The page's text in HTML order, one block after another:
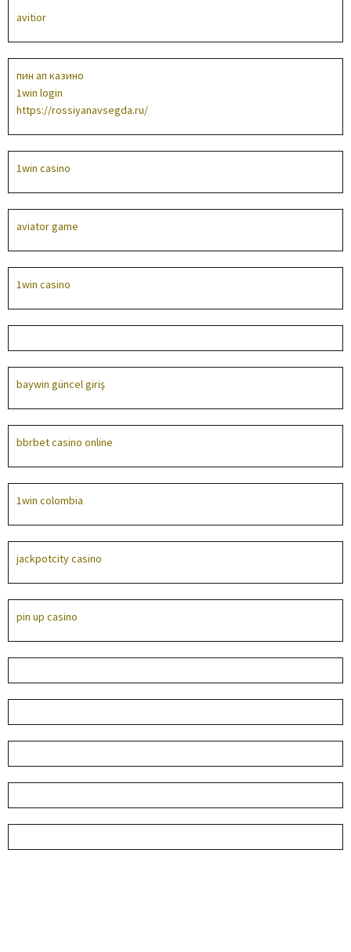
avitior
пин ап казино
1win login
https://rossiyanavsegda.ru/
1win casino
aviator game
1win casino
baywin güncel giriş
bbrbet casino online
1win colombia
jackpotcity casino
pin up casino